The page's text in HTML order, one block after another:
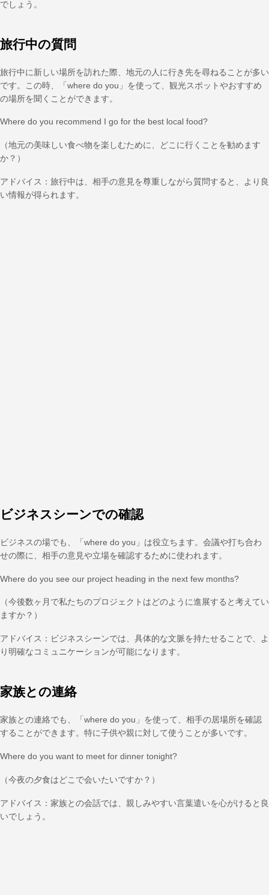
でしょう。
旅行中の質問
旅行中に新しい場所を訪れた際、地元の人に行き先を尋ねることが多い
です。この時、「where do you」を使って、観光スポットやおすすめ
の場所を聞くことができます。
Where do you recommend I go for the best local food?
（地元の美味しい食べ物を楽しむために、どこに行くことを勧めます
か？）
アドバイス：旅行中は、相手の意見を尊重しながら質問すると、より良
い情報が得られます。
ビジネスシーンでの確認
ビジネスの場でも、「where do you」は役立ちます。会議や打ち合わ
せの際に、相手の意見や立場を確認するために使われます。
Where do you see our project heading in the next few months?
（今後数ヶ月で私たちのプロジェクトはどのように進展すると考えてい
ますか？）
アドバイス：ビジネスシーンでは、具体的な文脈を持たせることで、よ
り明確なコミュニケーションが可能になります。
家族との連絡
家族との連絡でも、「where do you」を使って、相手の居場所を確認
することができます。特に子供や親に対して使うことが多いです。
Where do you want to meet for dinner tonight?
（今夜の夕食はどこで会いたいですか？）
アドバイス：家族との会話では、親しみやすい言葉遣いを心がけると良
いでしょう。